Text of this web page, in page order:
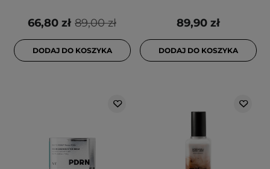
89,00 zł
66,80 zł
DODAJ DO KOSZYKA
89,90 zł
DODAJ DO KOSZYKA